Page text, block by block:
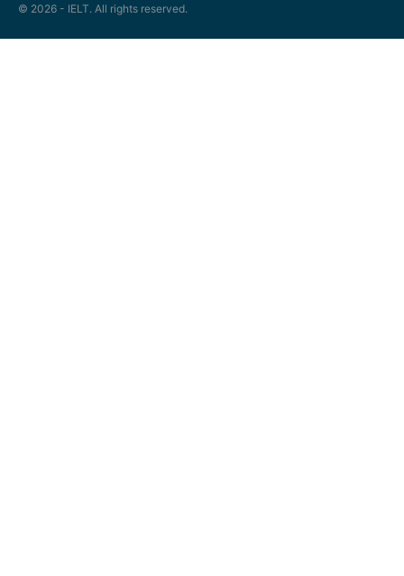
© 2026 - IELT. All rights reserved.